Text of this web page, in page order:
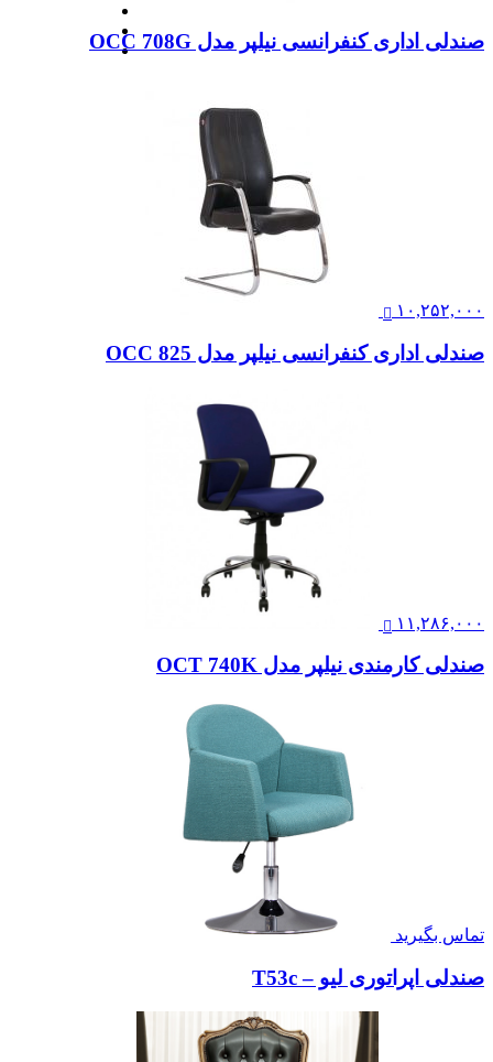
صندلی اداری کنفرانسی نیلپر مدل OCC 708G
۱۰,۲۵۲,۰۰۰
صندلی اداری کنفرانسی نیلپر مدل OCC 825
۱۱,۲۸۶,۰۰۰
صندلی کارمندی نیلپر مدل OCT 740K
تماس بگیرید
صندلی اپراتوری لیو – T53c